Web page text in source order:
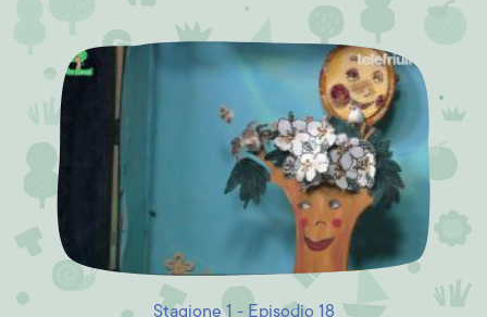
Stagione 1 - Episodio 18